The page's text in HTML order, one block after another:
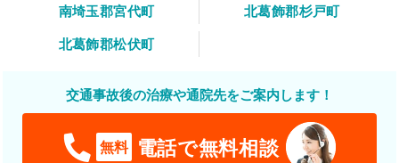
南埼玉郡宮代町
北葛飾郡杉戸町
北葛飾郡松伏町
交通事故後の治療や通院先をご案内します！
無料 電話で無料相談